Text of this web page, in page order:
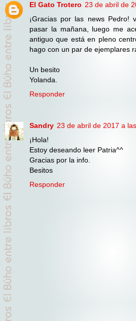
El Gato Trotero 23 de abril de
¡Gracias por las news
pasar la mañana, luego me
antiguo que está en pleno
hago con un par de ejemplares
Un besito
Yolanda.
Responder
Sandry 23 de abril de 2017 a
¡Hola!
Estoy deseando leer Patria^^
Gracias por la info.
Besitos
Responder